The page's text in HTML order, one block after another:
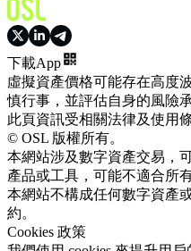
下載App
虛擬資產價格可能存在高度
慎行事，並評估自身的風險
此頁資訊受相關法律及使用
© OSL 版權所有。
本網站涉及數字資產交易，
產品或工具，可能不適合所
本網站不構成任何數字資產
約。
Cookies 政策